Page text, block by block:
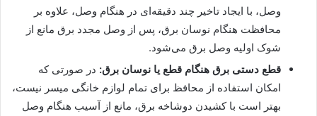
وصل، با ایجاد تاخیر چند دقیقه‌ای در هنگام وصل، علاوه بر
محافظت هنگام نوسان برق، پس از وصل مجدد برق مانع از
شوک اولیه وصل برق می‌شود.
قطع دستی برق هنگام قطع یا نوسان برق: در صورتی که
امکان استفاده از محافظ برای تمام لوازم خانگی میسر نیست،
بهتر است با کشیدن دوشاخه برق، مانع از آسیب هنگام وصل